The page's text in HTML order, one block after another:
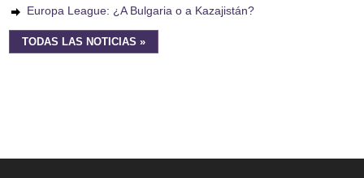
Europa League: ¿A Bulgaria o a Kazajistán?
TODAS LAS NOTICIAS »